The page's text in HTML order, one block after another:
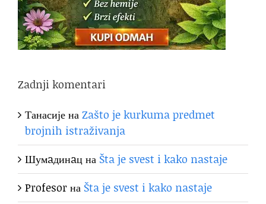
Zadnji komentari
ТанасијенаZašto je kurkuma predmet
brojnih istraživanja
Шумaдинaцна Šta je svest i kako nastaje
Profesorна Šta je svest i kako nastaje